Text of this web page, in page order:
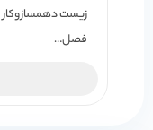
زیست دهمسازوکار
فصل…